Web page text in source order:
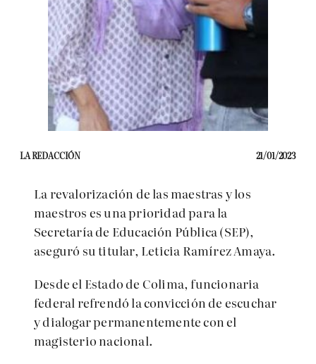
LA REDACCIÓN 21/01/2023
La revalorización de las maestras y los
maestros es una prioridad para la
Secretaría de Educación Pública (SEP),
aseguró su titular, Leticia Ramírez Amaya.
Desde el Estado de Colima, funcionaria
federal refrendó la convicción de escuchar
y dialogar permanentemente con el
magisterio nacional.